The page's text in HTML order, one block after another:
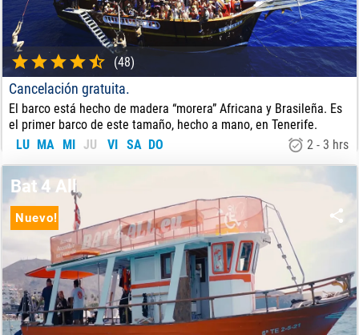
(48)
Cancelación gratuita.
El barco está hecho de madera “morera” Africana y Brasileña. Es
el primer barco de este tamaño, hecho a mano, en Tenerife.
LU MA MI JU VI SA DO 2 - 3 hrs
Nuevo!
Bat 4 All